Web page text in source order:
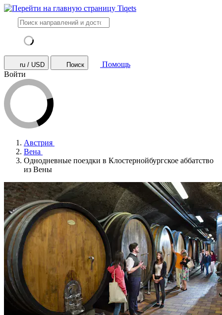
ru / USD Поиск
Помощь
Войти
Австрия
Вена
Однодневные поездки в Клостернойбургское аббатство
из Вены